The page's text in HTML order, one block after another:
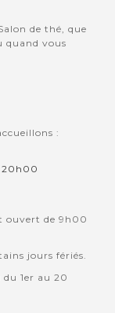
de thé, que
quand vous
:
20h00
ouvert de 9h00
jours fériés.
1er au 20